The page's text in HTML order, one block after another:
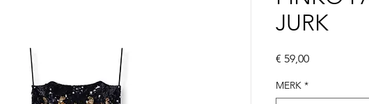
JURK
€ 59,00Prijs
MERK *